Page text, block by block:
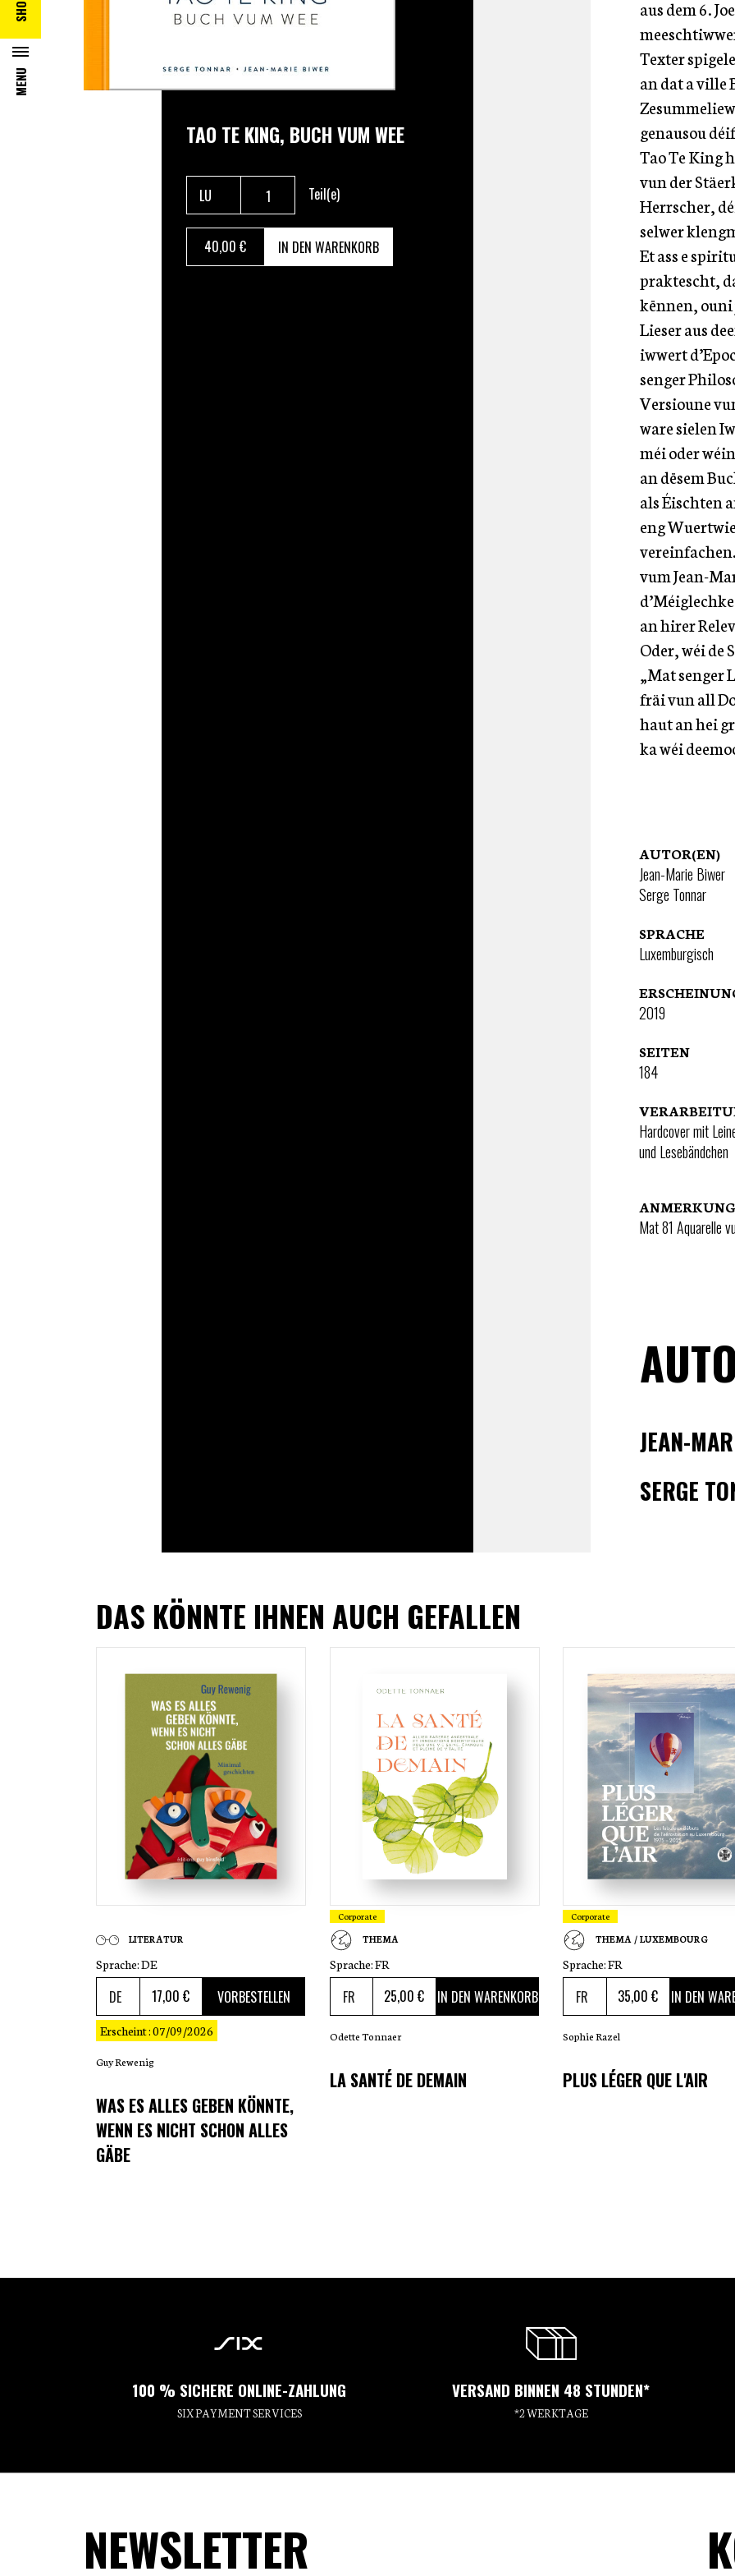
SHOP
MENU
TAO TE KING, BUCH VUM WEE
Teil(e)
40,00 € IN DEN WARENKORB
aus dem 6.
Texter
an dat a ville
genausou
Tao Te King
vun der
Herrscher,
selwer
Et ass e
praktescht,
kënnen, ouni
Lieser aus
iwwert
senger
Versioune
ware sielen
méi oder
an dësem
als Éischten
eng
vum Jean-
an hirer
Oder, wéi de
„Mat senger
fräi vun all
haut an hei
ka wéi
AUTOR(EN)
Jean-Marie Biwer
Serge Tonnar
SPRACHE
Luxemburgisch
2019
SEITEN
184
Hardcover mit
und Lesebändchen
ANMERKUNG
Mat 81 Aquarelle
JEAN-
SERGE
DAS KÖNNTE IHNEN AUCH GEFALLEN
LITERATUR
Sprache:DE
17,00 € VORBESTELLEN
Erscheint : 07/09/2026
Guy Rewenig
WAS ES ALLES GEBEN KÖNNTE,
WENN ES NICHT SCHON ALLES
GÄBE
Corporate
THEMA
Sprache:FR
25,00 € IN DEN WARENKORB
Odette Tonnaer
LA SANTÉ DE DEMAIN
Corporate
THEMA / LUXEMBOURG
Sprache:FR
35,00 € IN DEN
Sophie Razel
PLUS LÉGER QUE L'AIR
100 % SICHERE ONLINE-ZAHLUNG
SIX PAYMENT SERVICES
VERSAND BINNEN 48 STUNDEN*
*2 WERKTAGE
NEWSLETTER